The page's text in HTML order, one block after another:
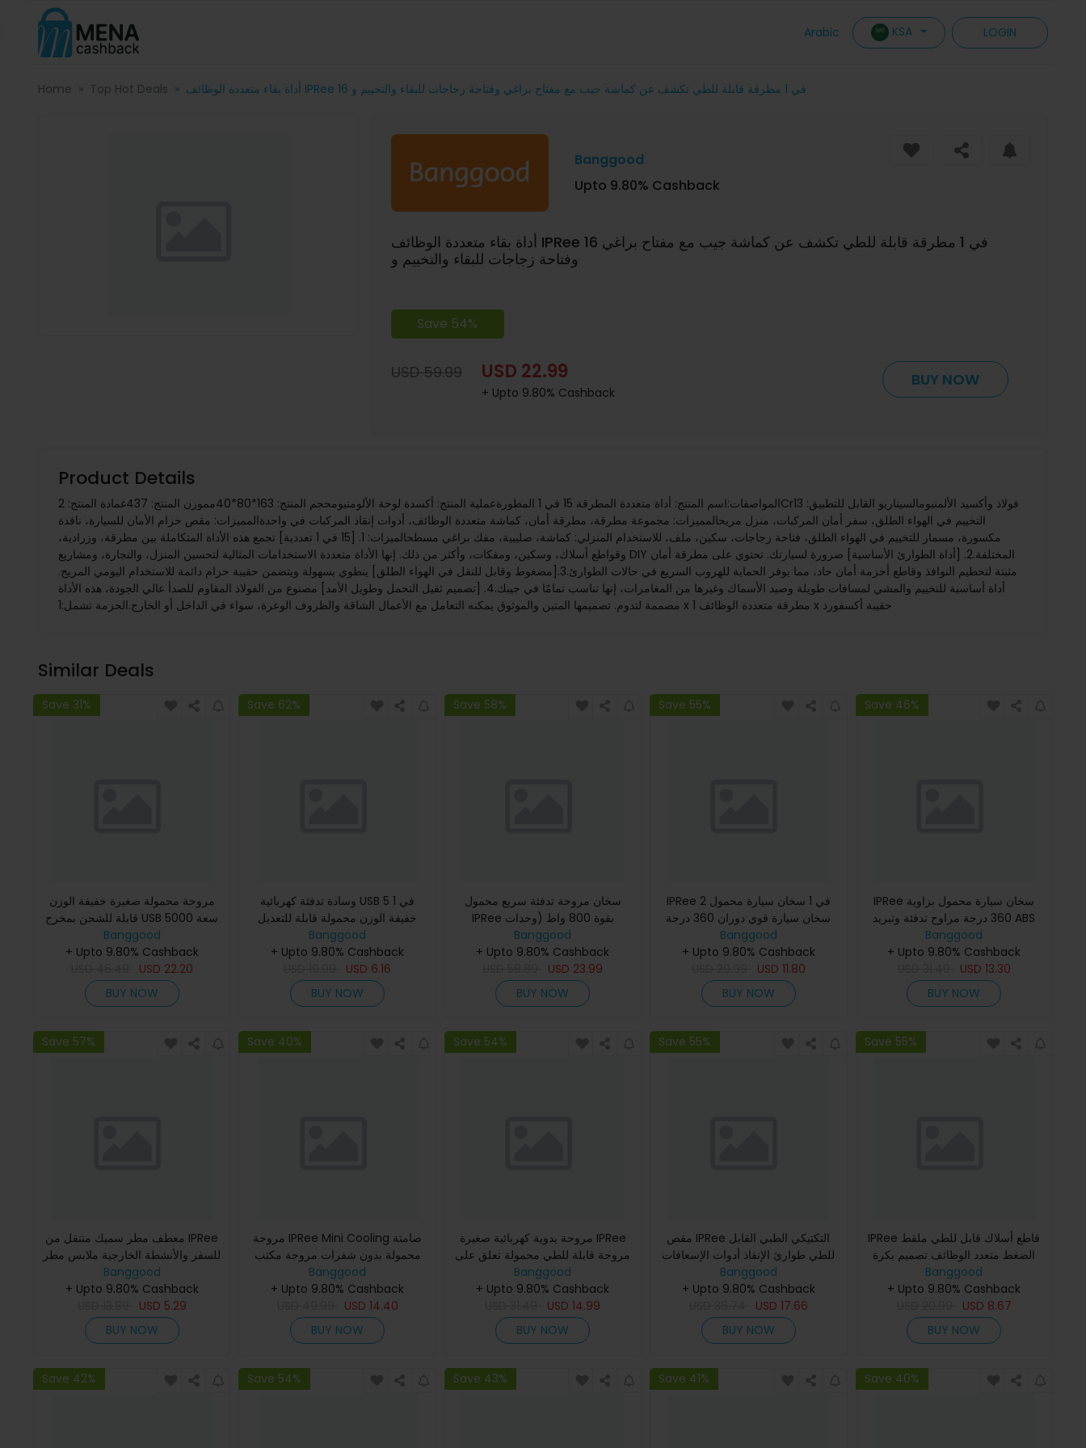
Arabic KSA LOGIN
Home Top Hot Deals أداة بقاء متعددة الوظائف IPRee 16 في 1 مطرقة قابلة للطي تكشف عن كماشة جيب مع مفتاح براغي وفتاحة زجاجات للبقاء والتخييم و
Banggood
Upto 9.80% Cashback
أداة بقاء متعددة الوظائف IPRee 16 في 1 مطرقة قابلة للطي تكشف عن كماشة جيب مع مفتاح براغي
وفتاحة زجاجات للبقاء والتخييم و
Save 54%
USD 59.99 USD 22.99
+ Upto 9.80% Cashback
BUY NOW
Product Details
المواصفات:اسم المنتج: أداة متعددة المطرقة 15 في 1 المطورةعملية المنتج: أكسدة لوحة الألومنيومحجم المنتج: 163*80*40مموزن المنتج: 437غمادة المنتج: 2Cr13 فولاذ وأكسيد الألمنيومالسيناريو القابل للتطبيق:
التخييم في الهواء الطلق، سفر أمان المركبات، منزل مريحالمميزات: مجموعة مطرقة، مطرقة أمان، كماشة متعددة الوظائف، أدوات إنقاذ المركبات في واحدةالمميزات: مقص حزام الأمان للسيارة، نافذة
مكسورة، مسمار للتخييم في الهواء الطلق، فتاحة زجاجات، سكين، ملف، للاستخدام المنزلي: كماشة، صليبية، مفك براغي مسطحالميزات: 1. [15 في 1 تعددية] تجمع هذه الأداة المتكاملة بين مطرقة، وزرادية،
وقواطع أسلاك، وسكين، ومفكات، وأكثر من ذلك. إنها الأداة متعددة الاستخدامات المثالية لتحسين المنزل، والنجارة، ومشاريع DIY المختلفة.2. [أداة الطوارئ الأساسية] ضرورة لسيارتك. تحتوي على مطرقة أمان
مثبتة لتحطيم النوافذ وقاطع أحزمة أمان حاد، مما يوفر الحماية للهروب السريع في حالات الطوارئ.3.[مضغوط وقابل للنقل في الهواء الطلق] ينطوي بسهولة ويتضمن حقيبة حزام دائمة للاستخدام اليومي المريح.
أداة أساسية للتخييم والمشي لمسافات طويلة وصيد الأسماك وغيرها من المغامرات، إنها تناسب تمامًا في جيبك.4. [تصميم ثقيل التحمل وطويل الأمد] مصنوع من الفولاذ المقاوم للصدأ عالي الجودة، هذه الأداة
مصممة لتدوم. تصميمها المتين والموثوق يمكنه التعامل مع الأعمال الشاقة والظروف الوعرة، سواء في الداخل أو الخارج.الحزمة تشمل:1 x مطرقة متعددة الوظائف 1 x حقيبة أكسفورد
Similar Deals
Save 31%
مروحة محمولة صغيرة خفيفة الوزن
قابلة للشحن بمخرج USB سعة 5000
مللي أمبير/10000 مللي أمبير مع عنق
شنجبي/حزام للخصر للاستخ
Banggood
+ Upto 9.80% Cashback
USD 22.20
BUY NOW
Save 62%
وسادة تدفئة كهربائية USB 5 في 1
خفيفة الوزن محمولة قابلة للتعديل
بثلاث سرعات وسادة تدفئة USB
للملابس والسترات والخصر وال
Banggood
+ Upto 9.80% Cashback
USD 6.16
BUY NOW
Save 58%
سخان مروحة تدفئة سريع محمول
IPRee بقوة 800 واط (وحدات
كهربائية رأسية مكتبية PTC صغيرة
محمولة قابلة للطي telescopic لم吹
Banggood
+ Upto 9.80% Cashback
USD 23.99
BUY NOW
Save 55%
IPRee 2 في 1 سخان سيارة محمول
سخان سيارة قوي دوران 360 درجة
مزيل صقيع السيارة لملحقات السيارات
12V/24V
Banggood
+ Upto 9.80% Cashback
USD 11.80
BUY NOW
Save 46%
IPRee سخان سيارة محمول بزاوية
360 درجة مراوح تدفئة وتبريد ABS
Banggood
+ Upto 9.80% Cashback
USD 13.30
BUY NOW
Save 57%
معطف مطر سميك متنقل من IPRee
للسفر والأنشطة الخارجية ملابس مطر
مقاومة للماء للنساء والرجال غطاء
مطري للاستخدام مرة واحدة
Banggood
+ Upto 9.80% Cashback
USD 5.29
BUY NOW
Save 40%
مروحة IPRee Mini Cooling صامتة
محمولة بدون شفرات مروحة مكتب
100 مستوى قابلة لإعادة الشحن عبر
USB عرض رقمي مروحة دوران عا
Banggood
+ Upto 9.80% Cashback
USD 14.40
BUY NOW
Save 54%
مروحة يدوية كهربائية صغيرة IPRee
مروحة قابلة للطي محمولة تعلق على
الرقبة 5 سرعات مروحة قابلة للشحن
شاشة عرض قابلة للتعدي
Banggood
+ Upto 9.80% Cashback
USD14.99
BUY NOW
Save 55%
مقص IPRee التكتيكي الطبي القابل
للطي طوارئ الإنقاذ أدوات الإسعافات
الأولية المقصات الزردية أدوات البقاء
في الهواء الطلق
Banggood
+ Upto 9.80% Cashback
USD 17.66
BUY NOW
Save 55%
IPRee قاطع أسلاك قابل للطي ملقط
الضغط متعدد الوظائف تصميم بكرة
فاصل أسلاك الكهربائي أداة لف لإدارة
الكابلات
Banggood
+ Upto 9.80% Cashback
USD 8.67
BUY NOW
Save 42% Save 54% Save 43% Save 41% Save 40%